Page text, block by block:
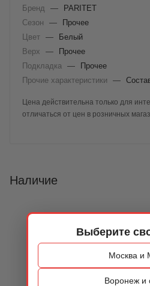
Выберите
Москва и
Воронеж и
Бренд
—
PARITET
Сезон
—
Прочее
Цвет —
Белый
Верх
—
Прочее
Подкладка
—
Прочее
Прочие характеристики
—
Цена действительна только для
отличаться от цен в розничных
Наличие